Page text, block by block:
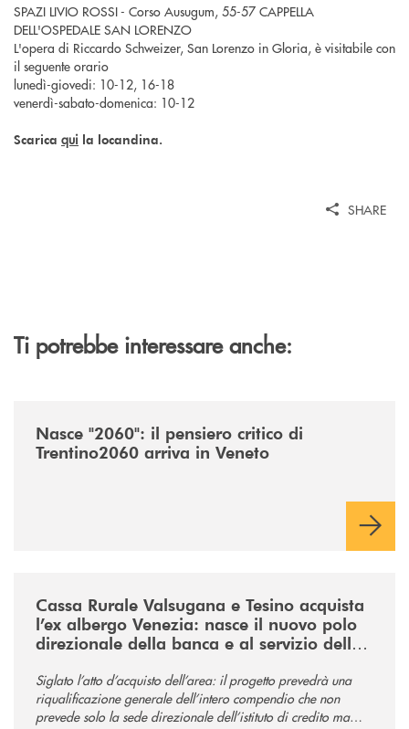
SPAZI LIVIO ROSSI - Corso Ausugum, 55-57 CAPPELLA
DELL'OSPEDALE SAN LORENZO
L'opera di Riccardo Schweizer, San Lorenzo in Gloria, è visitabile con
il seguente orario
lunedì-giovedi: 10-12, 16-18
venerdì-sabato-domenica: 10-12
Scarica qui la locandina.
SHARE
Ti potrebbe interessare anche:
Nasce "2060": il pensiero critico di
Trentino2060 arriva in Veneto
Cassa Rurale Valsugana e Tesino acquista
l’ex albergo Venezia: nasce il nuovo polo
direzionale della banca e al servizio della
Siglato l’atto d’acquisto dell’area: il progetto prevedrà una
riqualificazione generale dell’intero compendio che non
prevede solo la sede direzionale dell’istituto di credito ma